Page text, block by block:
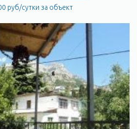
руб/сутки за объект